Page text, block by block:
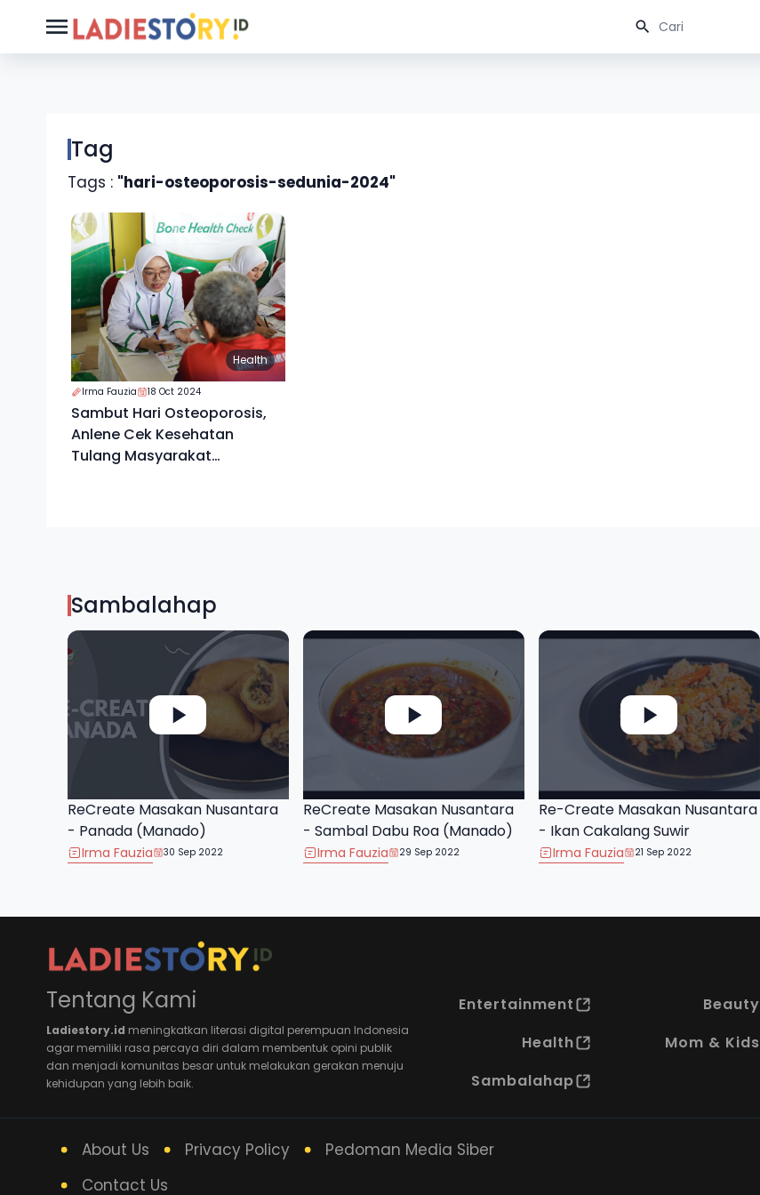
Tag
Tags : "hari-osteoporosis-sedunia-2024"
Health
Irma Fauzia 18 Oct 2024
Sambut Hari Osteoporosis,
Anlene Cek Kesehatan
Tulang Masyarakat
Sambalahap
ReCreate Masakan Nusantara
- Panada (Manado)
Irma Fauzia 30 Sep 2022
ReCreate Masakan Nusantara
- Sambal Dabu Roa (Manado)
Irma Fauzia 29 Sep 2022
Re-Create Masakan Nusantara
- Ikan Cakalang Suwir
Irma Fauzia 21 Sep 2022
Tentang Kami
Ladiestory.id meningkatkan literasi digital perempuan Indonesia
agar memiliki rasa percaya diri dalam membentuk opini publik
dan menjadi komunitas besar untuk melakukan gerakan menuju
kehidupan yang lebih baik.
Entertainment Beauty
Health
Mom & Kids
Sambalahap
About Us Privacy Policy
Pedoman Media Siber
Contact Us